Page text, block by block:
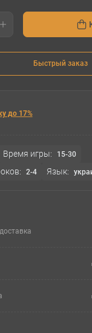
Быстрый заказ
до 17%
Время игры: 15-30
2-4 Язык: